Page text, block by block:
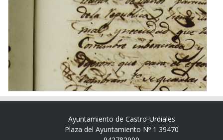
Ayuntamiento de Castro-Urdiales
Plaza del Ayuntamiento Nº 1 39470